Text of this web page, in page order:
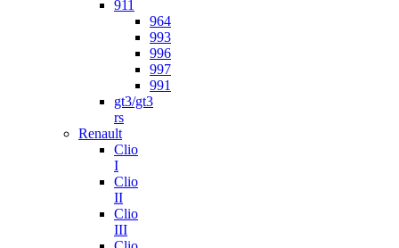
911
964
993
996
997
991
gt3/gt3
rs
Renault
Clio
I
Clio
II
Clio
III